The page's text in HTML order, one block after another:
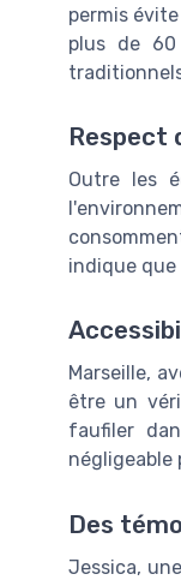
permis
plus de
Respect
Outre les
indique
Marseille,
être un
faufiler
négligeable
Des
Jessica,